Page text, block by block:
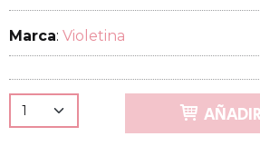
Marca: Violetina